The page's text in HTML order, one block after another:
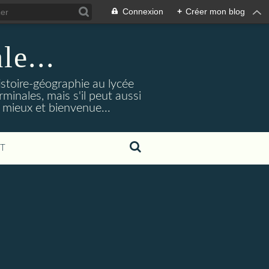
Connexion + Créer mon blog
géographie au lycée
mais s'il peut aussi
et bienvenue...